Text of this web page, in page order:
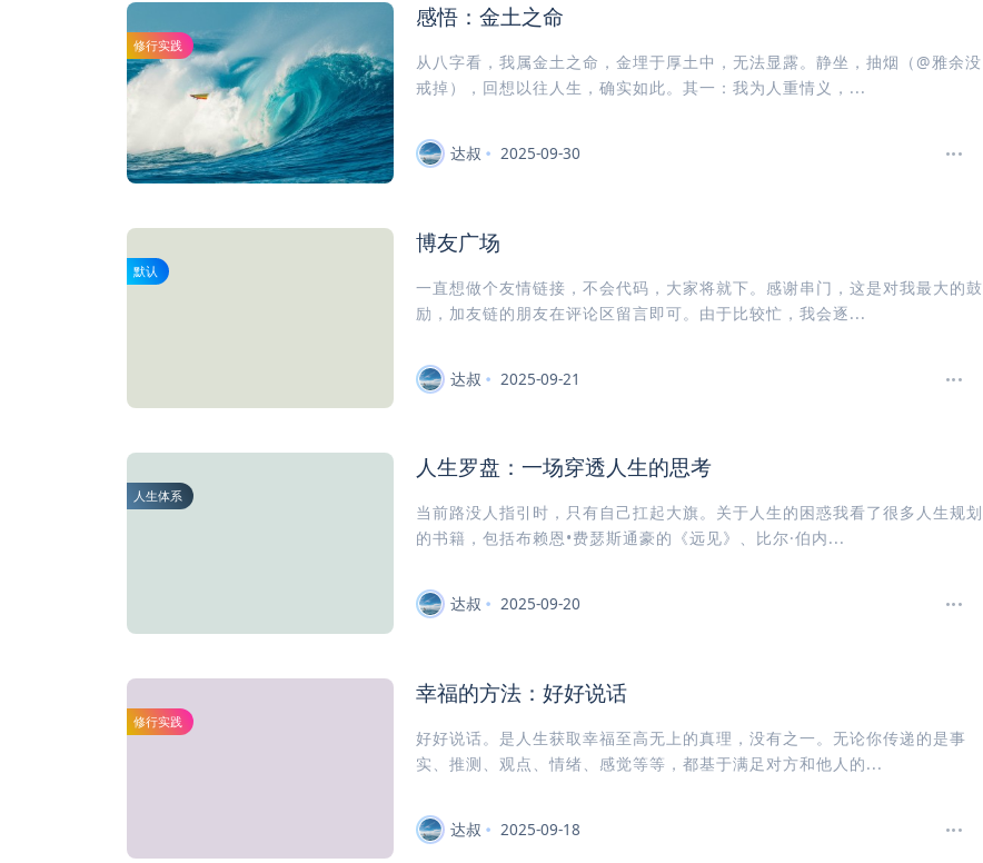
修行实践
感悟：金土之命
从八字看，我属金土之命，金埋于厚土中，无法显露。静坐，抽烟（@雅余没
戒掉），回想以往人生，确实如此。其一：我为人重情义，...
达叔 2025-09-30
默认
博友广场
一直想做个友情链接，不会代码，大家将就下。感谢串门，这是对我最大的鼓
励，加友链的朋友在评论区留言即可。由于比较忙，我会逐...
达叔 2025-09-21
人生体系
人生罗盘：一场穿透人生的思考
当前路没人指引时，只有自己扛起大旗。关于人生的困惑我看了很多人生规划
的书籍，包括布赖恩•费瑟斯通豪的《远见》、比尔·伯内...
达叔 2025-09-20
修行实践
幸福的方法：好好说话
好好说话。是人生获取幸福至高无上的真理，没有之一。无论你传递的是事
实、推测、观点、情绪、感觉等等，都基于满足对方和他人的...
达叔 2025-09-18